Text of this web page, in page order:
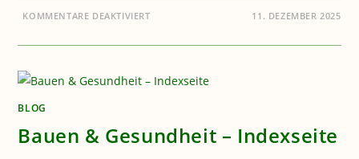
KOMMENTARE DEAKTIVIERTFÜR
AUFKLÄRUNG:
IN
DÜSSELDORF
11. DEZEMBER 2025
BLOG
Bauen & Gesundheit – Indexseite